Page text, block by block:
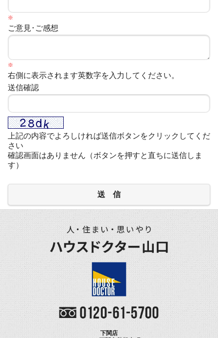
※
ご意見･ご感想
※
右側に表示されます英数字を入力してください。
送信確認
上記の内容でよろしければ送信ボタンをクリックしてくだ
さい
確認画面はありません（ボタンを押すと直ちに送信しま
す）
送 信
下関店